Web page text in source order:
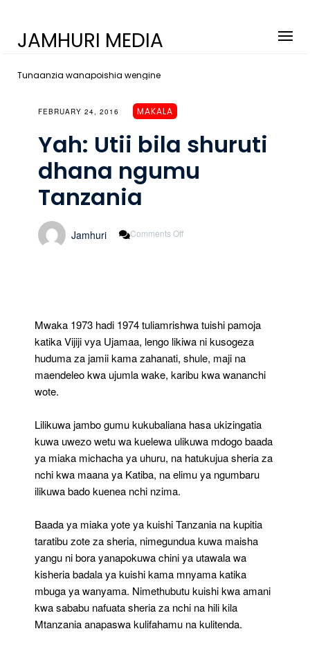
JAMHURI MEDIA
Tunaanzia wanapoishia wengine
FEBRUARY 24, 2016 MAKALA
Yah: Utii bila shuruti
dhana ngumu
Tanzania
Jamhuri Comments Off
Tanzania
Mwaka 1973 hadi 1974 tuliamrishwa tuishi pamoja
katika Vijiji vya Ujamaa, lengo likiwa ni kusogeza
huduma za jamii kama zahanati, shule, maji na
maendeleo kwa ujumla wake, karibu kwa wananchi
wote.
Lilikuwa jambo gumu kukubaliana hasa ukizingatia
kuwa uwezo wetu wa kuelewa ulikuwa mdogo baada
ya miaka michacha ya uhuru, na hatukujua sheria za
nchi kwa maana ya Katiba, na elimu ya ngumbaru
ilikuwa bado kuenea nchi nzima.
Baada ya miaka yote ya kuishi Tanzania na kupitia
taratibu zote za sheria, nimegundua kuwa maisha
yangu ni bora yanapokuwa chini ya utawala wa
kisheria badala ya kuishi kama mnyama katika
mbuga ya wanyama. Nimethubutu kuishi kwa amani
kwa sababu nafuata sheria za nchi na hili kila
Mtanzania anapaswa kulifahamu na kulitenda.